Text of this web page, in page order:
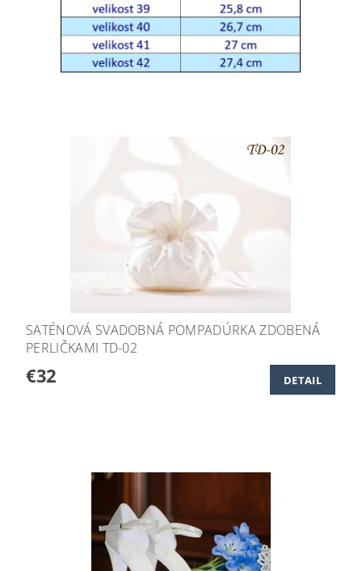
SATÉNOVÁ SVADOBNÁ POMPADÚRKA ZDOBENÁ
PERLIČKAMI TD-02
€32 DETAIL